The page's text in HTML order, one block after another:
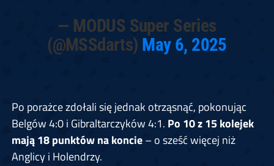
— MODUS Super Series
(@MSSdarts) May 6, 2025
Po porażce zdołali się jednak otrząsnąć, pokonując
Belgów 4:0 i Gibraltarczyków 4:1. Po 10 z 15 kolejek
mają 18 punktów na koncie– o sześć więcej niż
Anglicy i Holendrzy.